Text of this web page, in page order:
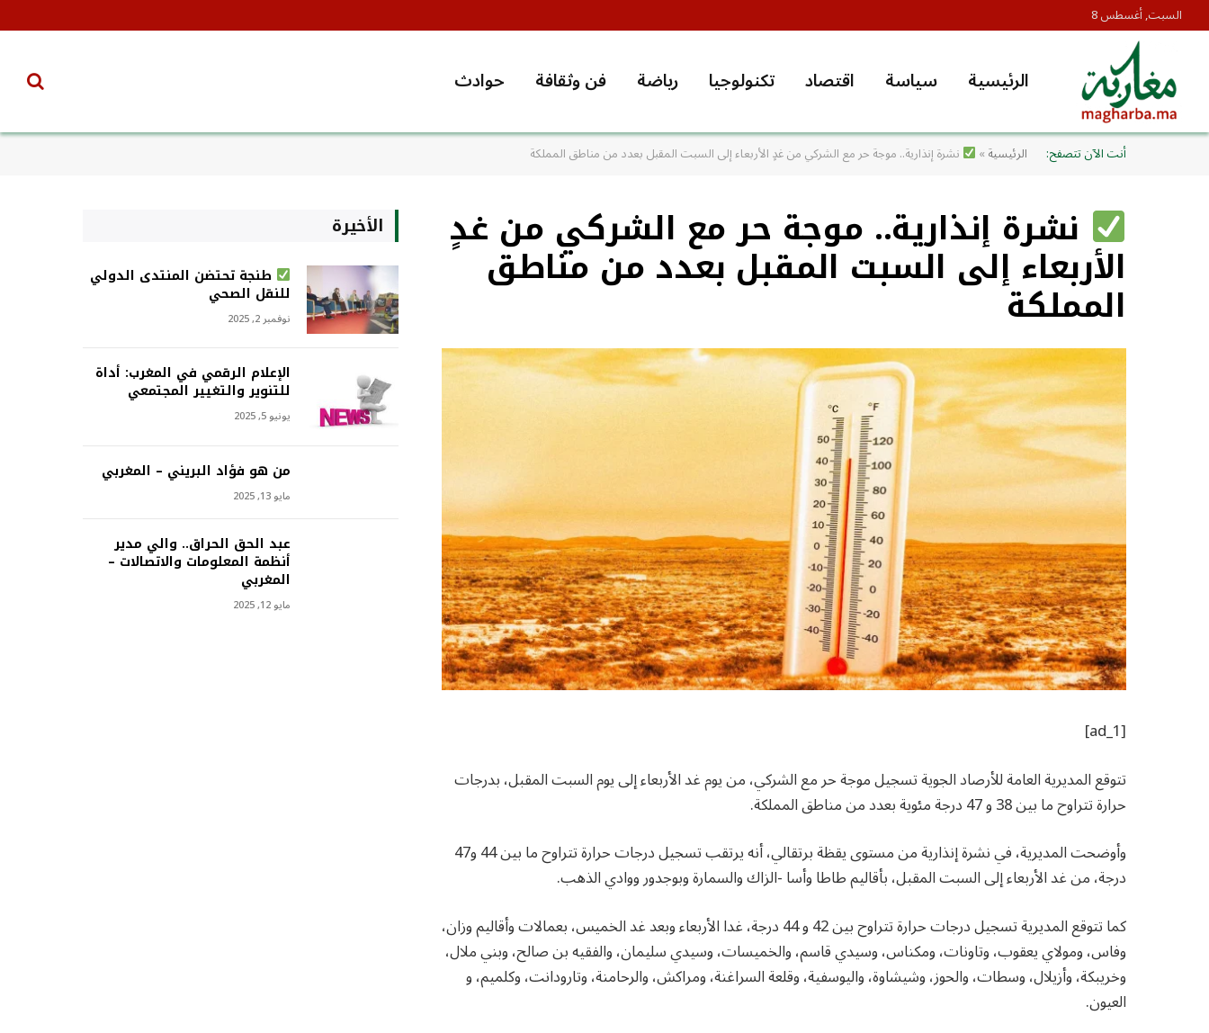
السبت, أغسطس 8
الرئيسية سياسة اقتصاد تكنولوجيا رياضة فن وثقافة حوادث
أنت الآن تتصفح: الرئيسية» نشرة إنذارية.. موجة حر مع الشركي من غدٍ الأربعاء إلى السبت المقبل بعدد من مناطق المملكة
نشرة إنذارية.. موجة حر مع الشركي من غدٍ
الأربعاء إلى السبت المقبل بعدد من مناطق
المملكة
[ad_1]
تتوقع المديرية العامة للأرصاد الجوية تسجيل موجة حر مع الشركي، من يوم غد الأربعاء إلى يوم السبت المقبل، بدرجات
حرارة تتراوح ما بين 38 و 47 درجة مئوية بعدد من مناطق المملكة.
وأوضحت المديرية، في نشرة إنذارية من مستوى يقظة برتقالي، أنه يرتقب تسجيل درجات حرارة تتراوح ما بين 44 و47
درجة، من غد الأربعاء إلى السبت المقبل، بأقاليم طاطا وأسا -الزاك والسمارة وبوجدور ووادي الذهب.
كما تتوقع المديرية تسجيل درجات حرارة تتراوح بين 42 و 44 درجة، غدا الأربعاء وبعد غد الخميس، بعمالات وأقاليم وزان،
وفاس، ومولاي يعقوب، وتاونات، ومكناس، وسيدي قاسم، والخميسات، وسيدي سليمان، والفقيه بن صالح، وبني ملال،
وخريبكة، وأزيلال، وسطات، والحوز، وشيشاوة، واليوسفية، وقلعة السراغنة، ومراكش، والرحامنة، وتارودانت، وكلميم، و
العيون.
الأخيرة
طنجة تحتضن المنتدى الدولي
للنقل الصحي
نوفمبر 2, 2025
الإعلام الرقمي في المغرب: أداة
للتنوير والتغيير المجتمعي
يونيو 5, 2025
من هو فؤاد البريني – المغربي
مايو 13, 2025
عبد الحق الحراق.. والي مدير
أنظمة المعلومات والاتصالات –
المغربي
مايو 12, 2025